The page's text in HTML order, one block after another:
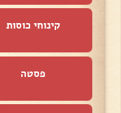
קינוחי כוסות
פסטה